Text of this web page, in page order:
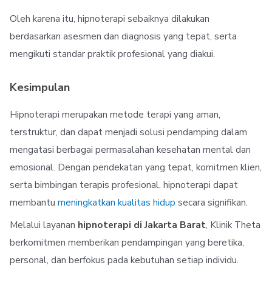
Oleh karena itu, hipnoterapi sebaiknya dilakukan
berdasarkan asesmen dan diagnosis yang tepat, serta
mengikuti standar praktik profesional yang diakui.
Kesimpulan
Hipnoterapi merupakan metode terapi yang aman,
terstruktur, dan dapat menjadi solusi pendamping dalam
mengatasi berbagai permasalahan kesehatan mental dan
emosional. Dengan pendekatan yang tepat, komitmen klien,
serta bimbingan terapis profesional, hipnoterapi dapat
membantumeningkatkan kualitas hidup secara signifikan.
Melalui layanan hipnoterapi di Jakarta Barat, Klinik Theta
berkomitmen memberikan pendampingan yang beretika,
personal, dan berfokus pada kebutuhan setiap individu.